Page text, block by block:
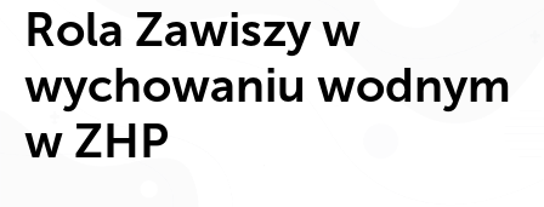
Rola Zawiszy w
wychowaniu wodnym
w ZHP